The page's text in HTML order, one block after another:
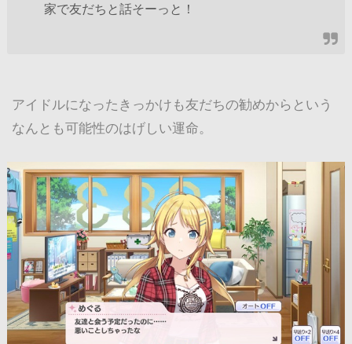
家で友だちと話そーっと！
アイドルになったきっかけも友だちの勧めからという
なんとも可能性のはげしい運命。